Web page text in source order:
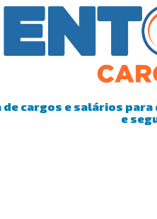
de cargos e salários
e